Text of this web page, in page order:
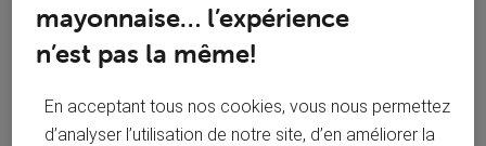
Bonjour ,c',est le voocorder.Mais le signal est
revenu quelques heures plus tard. Sans rien
faire,sinon l'éteindre et chaque fois attendre
cas de votre réponse. Claude B.
mayonnaise… l’expérience
n’est pas la même!
En acceptant tous nos cookies, vous nous permettez
d’analyser l’utilisation de notre site, d’en améliorer la